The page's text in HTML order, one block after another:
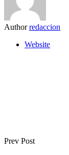
Author redaccion
Website
Prev Post